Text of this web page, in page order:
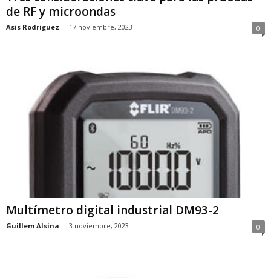
de RF y microondas
Asis Rodriguez - 17 noviembre, 2023 0
Multímetro digital industrial DM93-2
Guillem Alsina - 3 noviembre, 2023 0